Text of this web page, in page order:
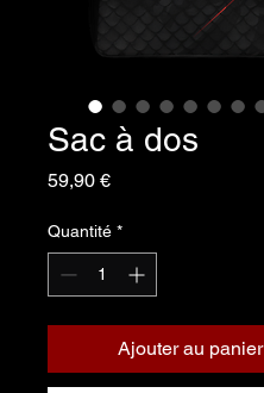
Sac à dos
59,90 €Prix
Quantité *
Ajouter au panier